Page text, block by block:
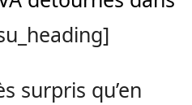
surpris qu’en